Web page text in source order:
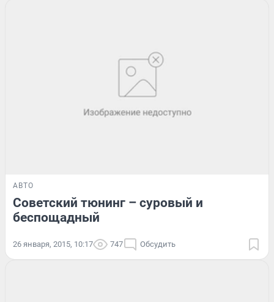
АВТО
Советский тюнинг – суровый и
беспощадный
26 января, 2015, 10:17 747 Обсудить